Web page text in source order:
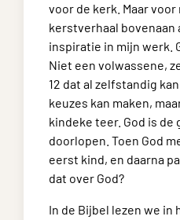
voor de kerk. Maar
kerstverhaal bovenaan
inspiratie in mijn werk.
Niet een volwassene,
12 dat al zelfstandig
keuzes kan maken,
kindeke teer. God is
doorlopen. Toen God
eerst kind, en daarna
dat over God?
In de Bijbel lezen we